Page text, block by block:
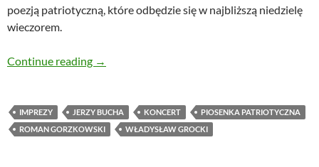
poezją patriotyczną, które odbędzie się w najbliższą niedzielę
wieczorem.
Continue reading Zaproszenie na Spotkanie z piosenką i
→
IMPREZY JERZY BUCHA KONCERT
PIOSENKA PATRIOTYCZNA
ROMAN GORZKOWSKI
WŁADYSŁAW GROCKI